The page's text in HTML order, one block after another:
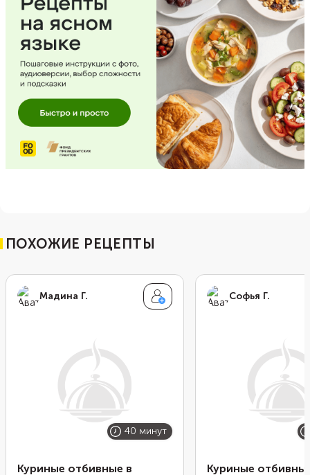
ПОХОЖИЕ РЕЦЕПТЫ
Мадина Г.
40 минут
Куриные отбивные в
Софья Г.
Куриные